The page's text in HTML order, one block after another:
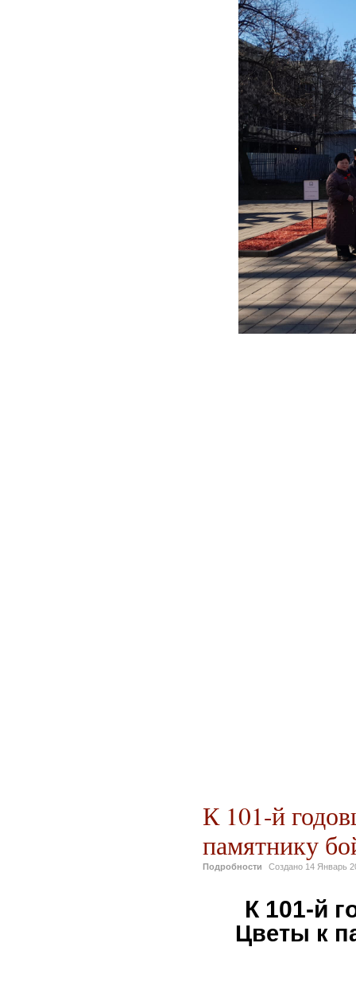
К 101-й
памятнику
Подробности Создано 14 Январь
К 101-й
Цветы к